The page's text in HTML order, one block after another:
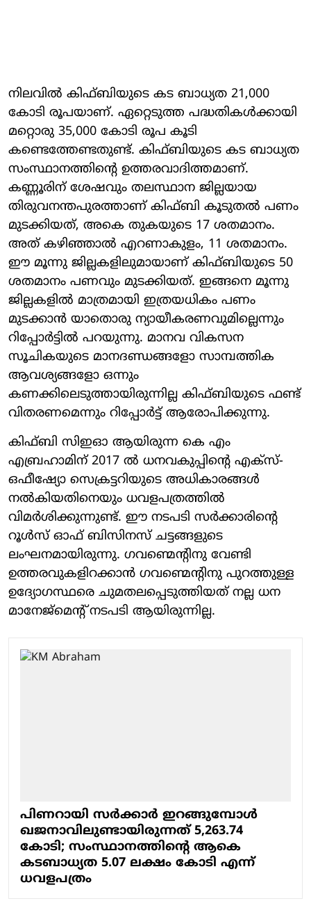
നിലവില്‍ കിഫ്ബിയുടെ കട ബാധ്യത 21,000
കോടി രൂപയാണ്. ഏറ്റെടുത്ത പദ്ധതികള്‍ക്കായി
മറ്റൊരു 35,000 കോടി രൂപ കൂടി
കണ്ടെത്തേണ്ടതുണ്ട്. കിഫ്ബിയുടെ കട ബാധ്യത
സംസ്ഥാനത്തിന്റെ ഉത്തരവാദിത്തമാണ്.
കണ്ണൂരിന് ശേഷവും തലസ്ഥാന ജില്ലയായ
തിരുവനന്തപുരത്താണ് കിഫ്ബി കൂടുതല്‍ പണം
മുടക്കിയത്, അകെ തുകയുടെ 17 ശതമാനം.
അത് കഴിഞ്ഞാല്‍ എറണാകുളം, 11 ശതമാനം.
ഈ മൂന്നു ജില്ലകളിലുമായാണ് കിഫ്ബിയുടെ 50
ശതമാനം പണവും മുടക്കിയത്. ഇങ്ങനെ മൂന്നു
ജില്ലകളില്‍ മാത്രമായി ഇത്രയധികം പണം
മുടക്കാന്‍ യാതൊരു ന്യായീകരണവുമില്ലെന്നും
റിപ്പോര്‍ട്ടില്‍ പറയുന്നു. മാനവ വികസന
സൂചികയുടെ മാനദണ്ഡങ്ങളോ സാമ്പത്തിക
ആവശ്യങ്ങളോ ഒന്നും
കണക്കിലെടുത്തായിരുന്നില്ല കിഫ്ബിയുടെ ഫണ്ട്
വിതരണമെന്നും റിപ്പോര്‍ട്ട് ആരോപിക്കുന്നു.
കിഫ്ബി സിഇഓ ആയിരുന്ന കെ എം
എബ്രഹാമിന് 2017 ല്‍ ധനവകുപ്പിന്റെ എക്‌സ്-
ഒഫീഷ്യോ സെക്രട്ടറിയുടെ അധികാരങ്ങള്‍
നല്‍കിയതിനെയും ധവളപത്രത്തില്‍
വിമര്‍ശിക്കുന്നുണ്ട്. ഈ നടപടി സര്‍ക്കാരിന്റെ
റൂള്‍സ് ഓഫ് ബിസിനസ് ചട്ടങ്ങളുടെ
ലംഘനമായിരുന്നു. ഗവണ്മെന്റിനു വേണ്ടി
ഉത്തരവുകളിറക്കാന്‍ ഗവണ്മെന്റിനു പുറത്തുള്ള
ഉദ്യോഗസ്ഥരെ ചുമതലപ്പെടുത്തിയത് നല്ല ധന
മാനേജ്‌മെന്റ് നടപടി ആയിരുന്നില്ല.
പിണറായി സർക്കാർ ഇറങ്ങുമ്പോൾ
ഖജനാവിലുണ്ടായിരുന്നത് 5,263.74
കോടി; സംസ്ഥാനത്തിന്റെ ആകെ
കടബാധ്യത 5.07 ലക്ഷം കോടി എന്ന്
ധവളപത്രം